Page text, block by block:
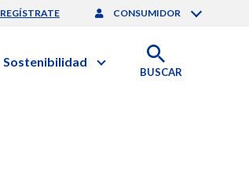
REGÍSTRATE CONSUMIDOR
Sostenibilidad
BUSCAR